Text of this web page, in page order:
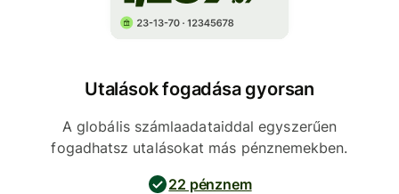
Utalások fogadása gyorsan
A globális számlaadataiddal egyszerűen
fogadhatsz utalásokat más pénznemekben.
22 pénznem